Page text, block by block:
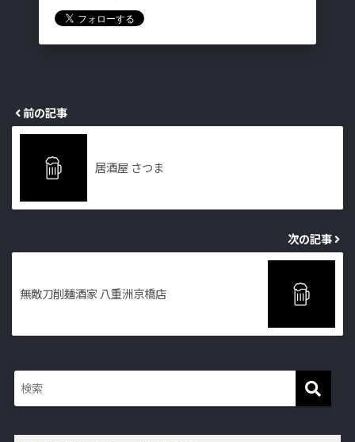
前の記事
居酒屋 さつま
次の記事
無敵刀削麺酒家 八重洲京橋店